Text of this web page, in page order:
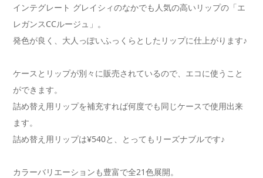
インテグレート グレイシィのなかでも人気の高いリップの「エ
レガンスCCルージュ」。
発色が良く、大人っぽいふっくらとしたリップに仕上がります♪
ケースとリップが別々に販売されているので、エコに使うこと
ができます。
詰め替え用リップを補充すれば何度でも同じケースで使用出来
ます。
詰め替え用リップは¥540と、とってもリーズナブルです♪
カラーバリエーションも豊富で全21色展開。